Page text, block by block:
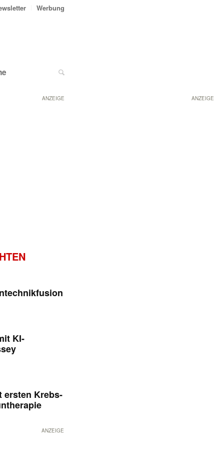
ANZEIGE
Werbung
ANZEIGE
KI-
ersten Krebs-
ANZEIGE